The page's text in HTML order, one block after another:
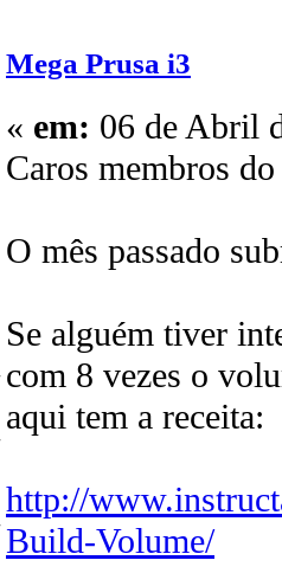
Mega Prusa i3
« em: 06 de Abril
Caros membros
O mês passado
Se alguém tiver
com 8 vezes o
aqui tem a receita:
http://
Build-Volume/